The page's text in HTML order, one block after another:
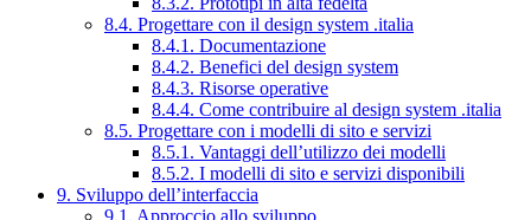
8.4. Progettare con il design system .italia
8.4.1. Documentazione
8.4.2. Benefici del design system
8.4.3. Risorse operative
8.4.4. Come contribuire al design system .italia
8.5. Progettare con i modelli di sito e servizi
8.5.1. Vantaggi dell’utilizzo dei modelli
8.5.2. I modelli di sito e servizi disponibili
9. Sviluppo dell’interfaccia
9.1. Approccio allo sviluppo